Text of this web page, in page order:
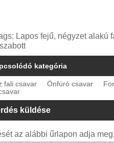
Lapos fejű, négyzet alakú
kategória
fali csavar Önfúró csavar
küldése
az alábbi űrlapon adja